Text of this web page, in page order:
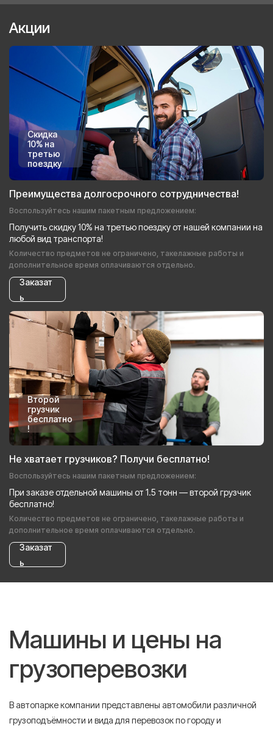
Акции
Скидка
10% на
третью
поездку
Преимущества долгосрочного сотрудничества!
Воспользуйтесь нашим пакетным предложением:
Получить скидку 10% на третью поездку от нашей компании на
любой вид транспорта!
Количество предметов не ограничено, такелажные работы и
дополнительное время оплачиваются отдельно.
Заказат
ь
Второй
грузчик
бесплатно
!
Не хватает грузчиков? Получи бесплатно!
Воспользуйтесь нашим пакетным предложением:
При заказе отдельной машины от 1.5 тонн — второй грузчик
бесплатно!
Количество предметов не ограничено, такелажные работы и
дополнительное время оплачиваются отдельно.
Заказат
ь
Машины и цены на
грузоперевозки
В автопарке компании представлены автомобили различной
грузоподъёмности и вида для перевозок по городу и